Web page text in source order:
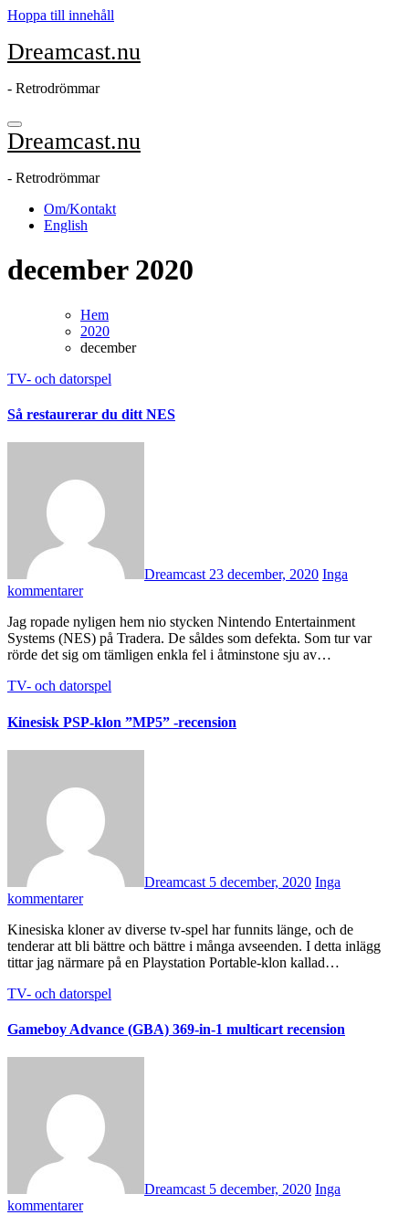
Hoppa till innehåll
Dreamcast.nu
- Retrodrömmar
Dreamcast.nu
- Retrodrömmar
Om/Kontakt
English
december 2020
Hem
2020
december
TV- och datorspel
Så restaurerar du ditt NES
Dreamcast23 december, 2020 Inga
kommentarer
Jag ropade nyligen hem nio stycken Nintendo Entertainment
Systems (NES) på Tradera. De såldes som defekta. Som tur var
rörde det sig om tämligen enkla fel i åtminstone sju av…
TV- och datorspel
Kinesisk PSP-klon ”MP5” -recension
Dreamcast 5 december, 2020 Inga
kommentarer
Kinesiska kloner av diverse tv-spel har funnits länge, och de
tenderar att bli bättre och bättre i många avseenden. I detta inlägg
tittar jag närmare på en Playstation Portable-klon kallad…
TV- och datorspel
Gameboy Advance (GBA) 369-in-1 multicart recension
Dreamcast 5 december, 2020 Inga
kommentarer